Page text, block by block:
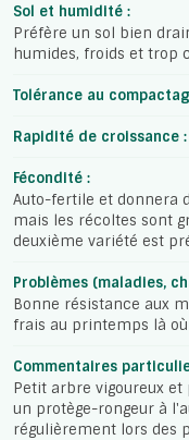
Sol et humidité :
Préfère un sol bien
humides, froids et trop
Tolérance au
Rapidité de croissance :
Fécondité :
Auto-fertile et donnera
mais les récoltes sont
deuxième variété est
Problèmes (maladies,
Bonne résistance aux
frais au printemps là
Commentaires
Petit arbre vigoureux
un protège-rongeur à
régulièrement lors des